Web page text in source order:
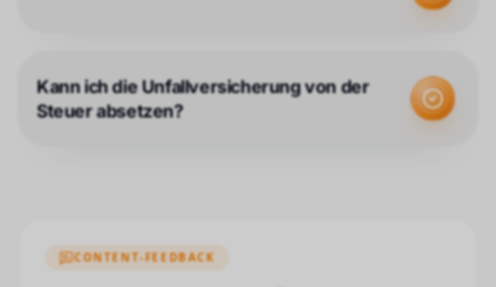
Kann ich die Unfallversicherung von der
Steuer absetzen?
CONTENT-FEEDBACK